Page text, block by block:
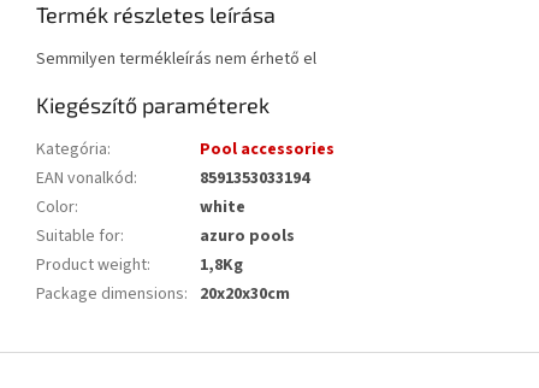
Termék részletes leírása
Semmilyen termékleírás nem érhető el
Kiegészítő paraméterek
Kategória:
Pool accessories
EAN vonalkód:
8591353033194
Color:
white
Suitable for:
azuro pools
Product weight:
1,8Kg
Package dimensions: 20x20x30cm